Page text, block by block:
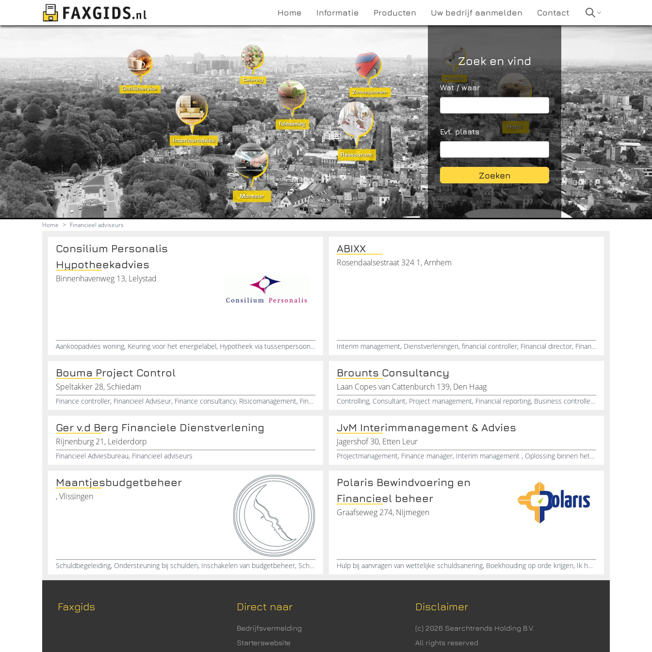
Home Informatie Producten Uw bedrijf aanmelden Contact
Zoek en vind
Wat / waar
Evt. plaats
Zoeken
Home > Financieel adviseurs
Consilium Personalis
Hypotheekadvies
Binnenhavenweg 13, Lelystad
Aankoopadvies woning, Keuring voor het energielabel, Hypotheek via tussenpersoon, Gespecialiseerd kredietmakelaar, Onafhankelijk hypotheek adviseur, Persoonlijk hypotheekadvies, Hypotheek met nationale hypotheek garantie, Financieel adviseur wonen, Bouwkundige keuring bij aankoop, Energielabel aanvragen
ABIXX
Rosendaalsestraat 324 1, Arnhem
Interim management, Dienstverleningen, financial controller, Financial director, Financieel advies, Organisatieverandering, Verandermanagement , Financieel toezicht
Bouma Project Control
Speltakker 28, Schiedam
Finance controller, Financieel Adviseur, Finance consultancy, Risicomanagement, Financieel beleidsadviseur, Grondbedrijf, Treasurer
Brounts Consultancy
Laan Copes van Cattenburch 139, Den Haag
Controlling, Consultant, Project management, Financial reporting, Business controller, Project portfolio management, ICT Advies
Ger v.d Berg Financiele Dienstverlening
Rijnenburg 21, Leiderdorp
Financieel Adviesbureau, Financieel adviseurs
JvM Interimmanagement & Advies
Jagershof 30, Etten Leur
Projectmanagement, Finance manager, Interim management , Oplossing binnen het bedrijf, Verbetering binnen het bedrijf, Finance controller, Interim oplossingen
Maantjesbudgetbeheer
, Vlissingen
Schuldbegeleiding, Ondersteuning bij schulden, Inschakelen van budgetbeheer, Schuldhulpverlening, Gratis budgetcoach aan huis, Persoonlijk budgetadvies, Schuldhulp aan huis, Gratis intake budgetcoach, Hulp en ondersteuning bij schulden, Gratis intake bij schuldhulp
Polaris Bewindvoering en
Financieel beheer
Graafseweg 274, Nijmegen
Hulp bij aanvragen van wettelijke schuldsanering, Boekhouding op orde krijgen, Ik heb schulden en kom er niet meer uit, Advies over vermijden van schulden, Coaching om met geld om te gaan, Hulp bij financiële beslissingen, Erkende bewindvoerder, Hulp en ondersteuning bij schulden, Opstellen van spaarplannen, Langetermijnplan voor financiële zekerheid
Faxgids Direct naar
Bedrijfsvermelding
Starterswebsite
Disclaimer
(c) 2026 Searchtrends Holding B.V.
All rights reserved